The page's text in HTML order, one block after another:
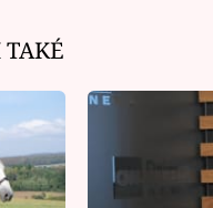
TAKÉ